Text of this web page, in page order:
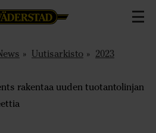
Uutisarkisto
2023
rakentaa uuden tuotantolinjan